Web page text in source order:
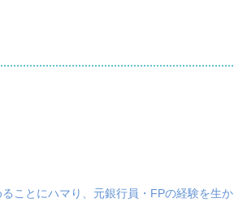
ことにハマり、元銀行員・FPの経験を生か